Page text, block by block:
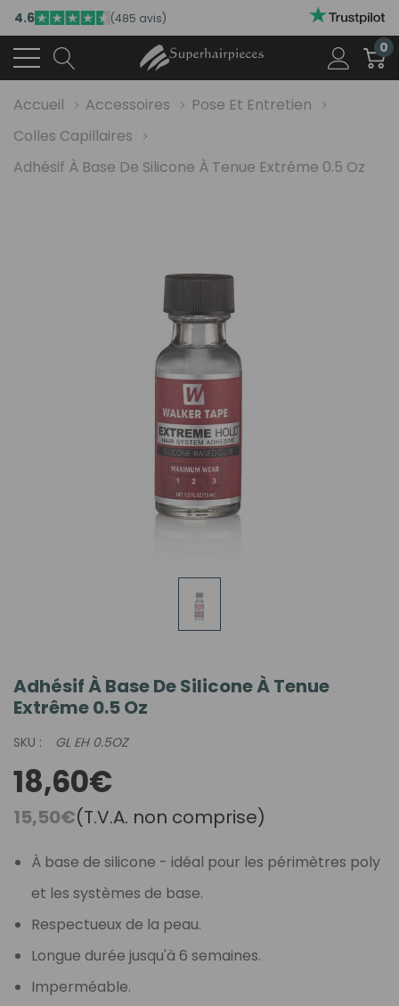
4.6 (485 avis)
0
Accueil Accessoires
Pose Et Entretien
Colles Capillaires
Adhésif À Base De Silicone À Tenue Extrême 0.5 Oz
Adhésif À Base De Silicone À Tenue
Extrême 0.5 Oz
SKU : GL EH 0.5OZ
18,60€
15,50€(T.V.A. non comprise)
À base de silicone - idéal pour les périmètres poly
et les systèmes de base.
Respectueux de la peau.
Longue durée jusqu'à 6 semaines.
Imperméable.